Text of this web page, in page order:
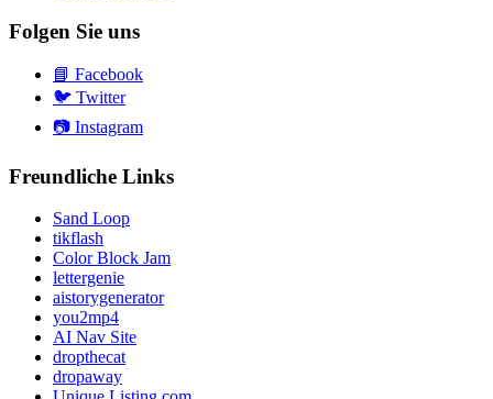
Folgen Sie uns
📘 Facebook
🐦 Twitter
📷 Instagram
Freundliche Links
Sand Loop
tikflash
Color Block Jam
lettergenie
aistorygenerator
you2mp4
AI Nav Site
dropthecat
dropaway